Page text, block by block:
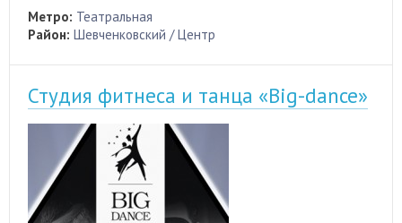
Метро: Театральная
Район: Шевченковский / Центр
Студия фитнеса и танца «Big-dance»